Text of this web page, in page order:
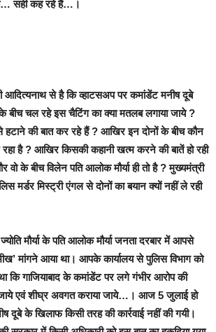
सही कह रहे हैं…।
आदित्यनाथ से है कि व्हाटसअप पर कमांडेंट मनीष दूबे
के बीच चल रहे इस चैटिंग का क्या मतलब लगाया जाये ?
हटाने की बात कर रहे हैं ? आखिर इन दोनों के बीच कौन
रहा है ? आखिर किसकी कहानी खत्म करने की बातें हो रही
वो के बीच विलेन पति आलोक मौर्या ही तो है ? मुख्यमंत्री
मर्डर मिस्ट्री एंगल से दोनों का बयान क्यों नहीं ले रही
मौर्या के पति आलोक मौर्या जनता दरबार में आपसे
मांगने आया था। आपके कार्यालय से पुलिस विभाग को
कि गाजियाबाद के कमांडेंट पर लगे गंभीर आरोप की
एवं शीघ्र अवगत कराया जाये…। आज 5 जुलाई हो
के खिलाफ किसी तरह की कार्रवाई नहीं की गयी।